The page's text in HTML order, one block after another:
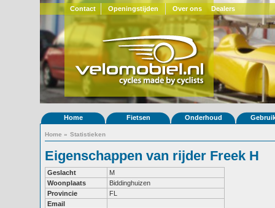
Contact Openingstijden Over ons Dealers
Home Fietsen Onderhoud
Home » Statistieken
Eigenschappen van rijder Freek H
Geslacht
M
Woonplaats
Biddinghuizen
Provincie
FL
Email